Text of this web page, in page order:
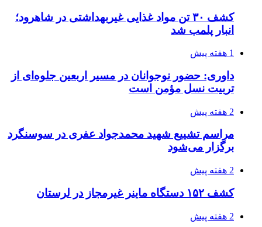
کشف ۳۰ تن مواد غذایی غیربهداشتی در شاهرود؛
انبار پلمب شد
1 هفته پیش
داوری: حضور نوجوانان در مسیر اربعین جلوه‌ای از
تربیت نسل مؤمن است
2 هفته پیش
مراسم تشییع شهید محمدجواد عفری در سوسنگرد
برگزار می‌شود
2 هفته پیش
کشف ۱۵۲ دستگاه ماینر غیرمجاز در لرستان
2 هفته پیش